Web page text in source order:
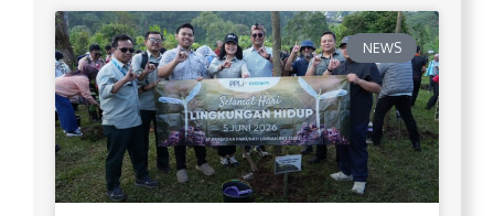
NEWS